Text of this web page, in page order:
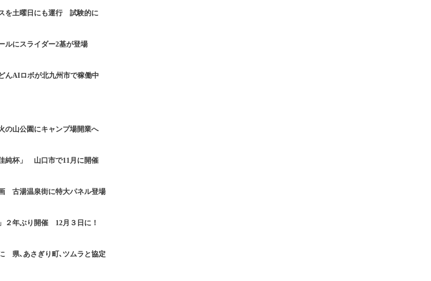
を土曜日にも運行 試験的に
ルにスライダー2基が登場
AIロボが北九州市で稼働中
の山公園にキャンプ場開業へ
純杯」 山口市で11月に開催
古湯温泉街に特大パネル登場
２年ぶり開催 12月３日に！
県､あさぎり町､ツムラと協定